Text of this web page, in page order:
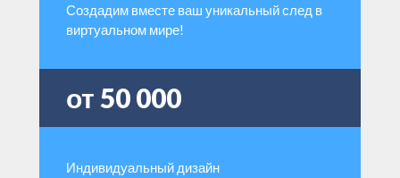
Создадим вместе ваш уникальный след в
виртуальном мире!
от 50 000
Индивидуальный дизайн